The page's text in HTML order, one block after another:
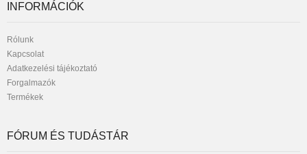
INFORMÁCIÓK
Rólunk
Kapcsolat
Adatkezelési tájékoztató
Forgalmazók
Termékek
FÓRUM ÉS TUDÁSTÁR